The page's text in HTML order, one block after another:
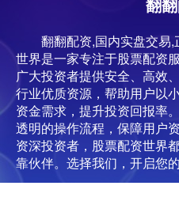
翻
翻翻配资,国内实盘交易
世界是一家专注于股票配资
广大投资者提供安全、高效
行业优质资源，帮助用户以
资金需求，提升投资回报率
透明的操作流程，保障用户
资深投资者，股票配资世界
靠伙伴。选择我们，开启您